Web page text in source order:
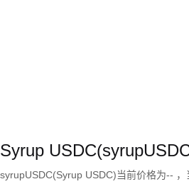
Syrup
syrupUSDC(Syrup USDC)当前价格为-- ，